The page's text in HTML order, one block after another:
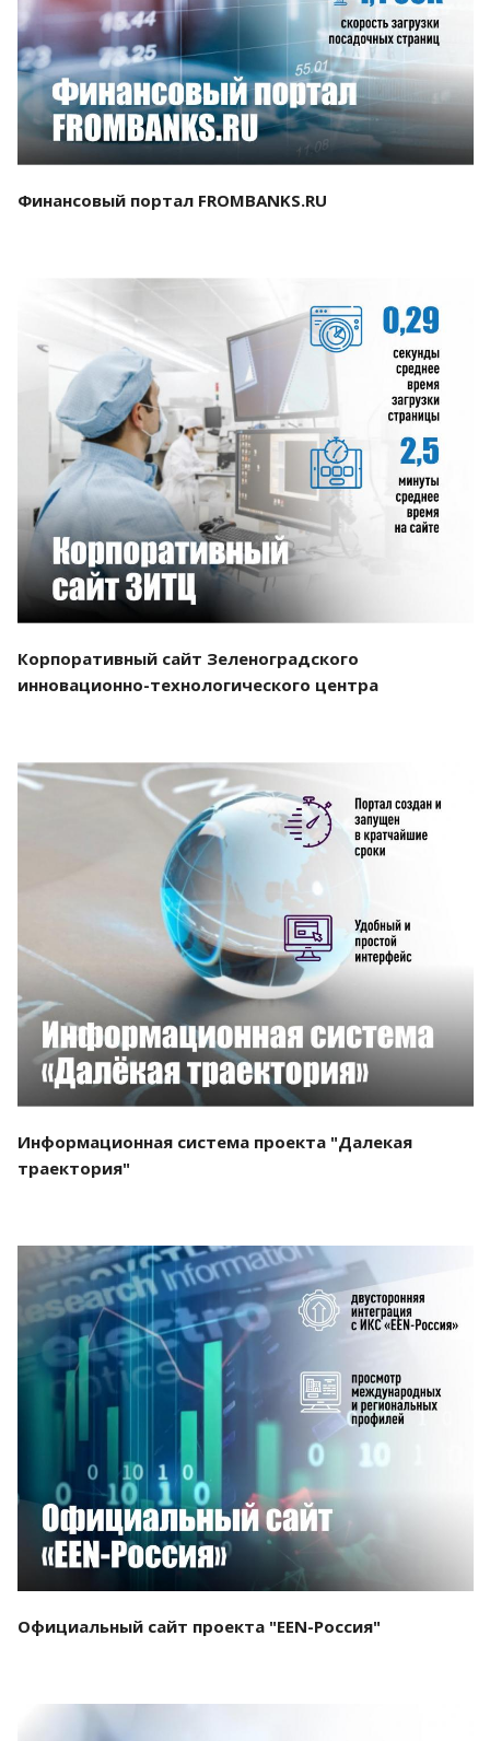
Смотреть проект
Финансовый портал FROMBANKS.RU
Смотреть проект
Корпоративный сайт Зеленоградского
инновационно-технологического центра
Смотреть проект
Информационная система проекта "Далекая
траектория"
Смотреть проект
Официальный сайт проекта "EEN-Россия"